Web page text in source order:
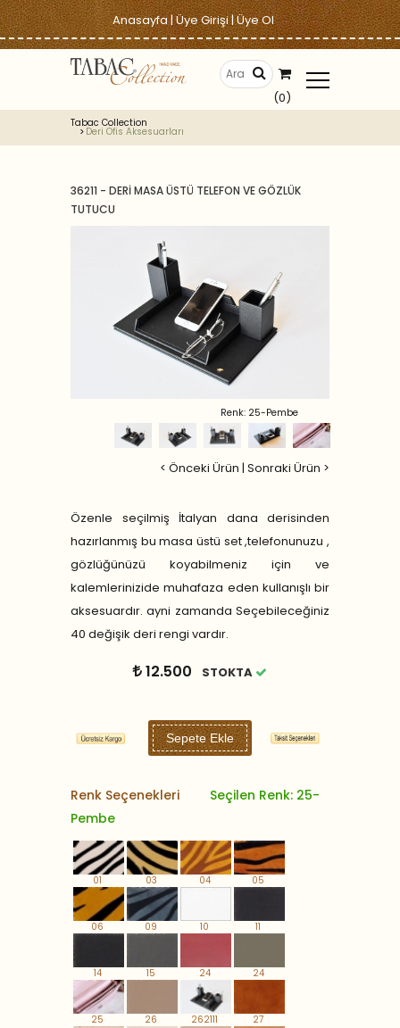
Anasayfa|Üye Girişi|Üye Ol
(0)
Tabac Collection
Deri Ofis Aksesuarları
36211 - DERİ MASA ÜSTÜ TELEFON VE GÖZLÜK
TUTUCU
Renk: 25-Pembe
< Önceki Ürün | Sonraki Ürün >
Özenle seçilmiş İtalyan dana derisinden
hazırlanmış bu masa üstü set ,telefonunuzu ,
gözlüğünüzü koyabilmeniz için ve
kalemlerinizide muhafaza eden kullanışlı bir
aksesuardır. ayni zamanda Seçebileceğiniz
40 değişik deri rengi vardır.
12.500 STOKTA
Sepete Ekle
Renk Seçenekleri
Seçilen Renk: 25-
Pembe
01 03 04 05
06 09 10 11
14 15 24 24
25 26 262111 27